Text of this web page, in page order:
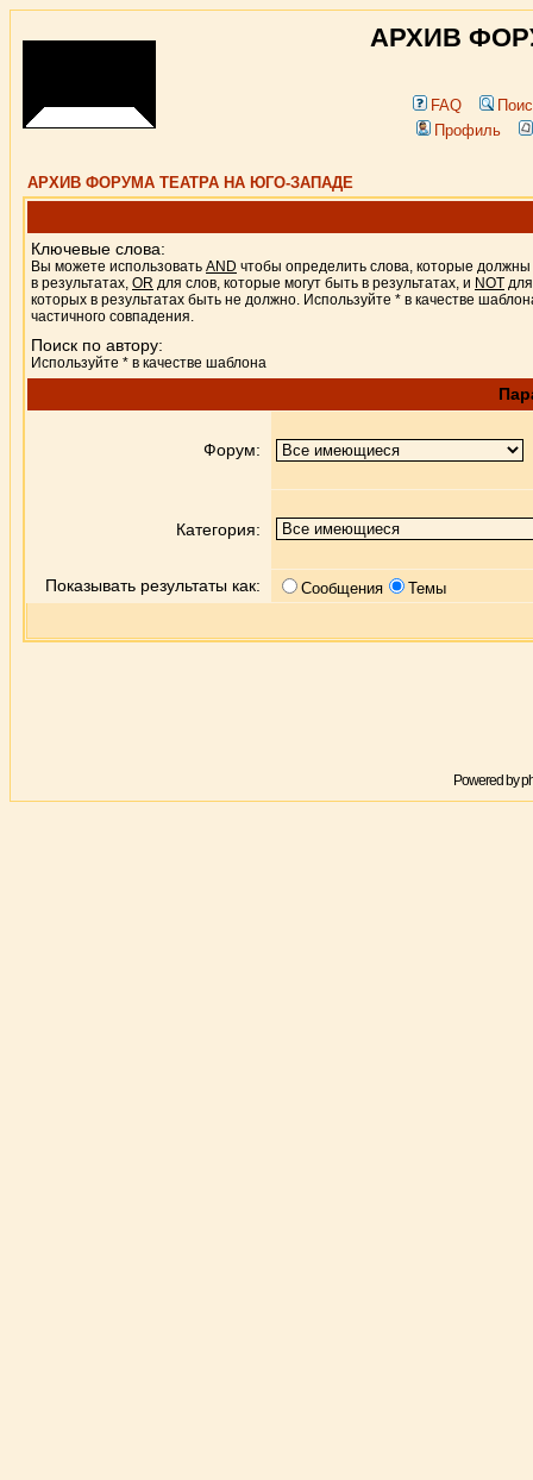
АРХИВ
FAQ
Профиль
АРХИВ ФОРУМА ТЕАТРА НА ЮГО-ЗАПАДЕ
Ключевые слова:
Вы можете использовать AND чтобы определить слова, которые
в результатах, OR для слов, которые могут быть в результатах, и NOT
которых в результатах быть не должно. Используйте * в качестве
частичного совпадения.
Поиск по автору:
Используйте * в качестве шаблона
Форум:
Категория:
Показывать результаты как: Сообщения Темы
Powered by